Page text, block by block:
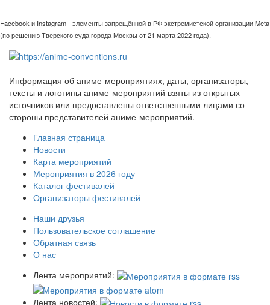
Facebook и Instagram - элементы запрещённой в РФ экстремистской организации Meta
(по решению Тверского суда города Москвы от 21 марта 2022 года).
Информация об аниме-мероприятиях, даты, организаторы,
тексты и логотипы аниме-мероприятий взяты из открытых
источников или предоставлены ответственными лицами со
стороны представителей аниме-мероприятий.
Главная страница
Новости
Карта мероприятий
Мероприятия в 2026 году
Каталог фестивалей
Организаторы фестивалей
Наши друзья
Пользовательское соглашение
Обратная связь
О нас
Лента мероприятий:
Лента новостей: